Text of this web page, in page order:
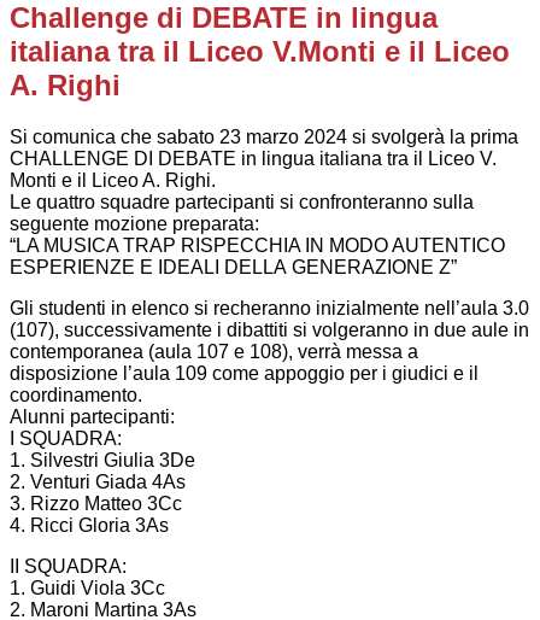
Challenge di DEBATE in lingua
italiana tra il Liceo V.Monti e il Liceo
A. Righi
Si comunica che sabato 23 marzo 2024 si svolgerà la prima
CHALLENGE DI DEBATE in lingua italiana tra il Liceo V.
Monti e il Liceo A. Righi.
Le quattro squadre partecipanti si confronteranno sulla
seguente mozione preparata:
“LA MUSICA TRAP RISPECCHIA IN MODO AUTENTICO
ESPERIENZE E IDEALI DELLA GENERAZIONE Z”
Gli studenti in elenco si recheranno inizialmente nell’aula 3.0
(107), successivamente i dibattiti si volgeranno in due aule in
contemporanea (aula 107 e 108), verrà messa a
disposizione l’aula 109 come appoggio per i giudici e il
coordinamento.
Alunni partecipanti:
I SQUADRA:
1. Silvestri Giulia 3De
2. Venturi Giada 4As
3. Rizzo Matteo 3Cc
4. Ricci Gloria 3As
II SQUADRA:
1. Guidi Viola 3Cc
2. Maroni Martina 3As